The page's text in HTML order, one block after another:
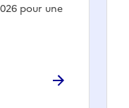
pour une